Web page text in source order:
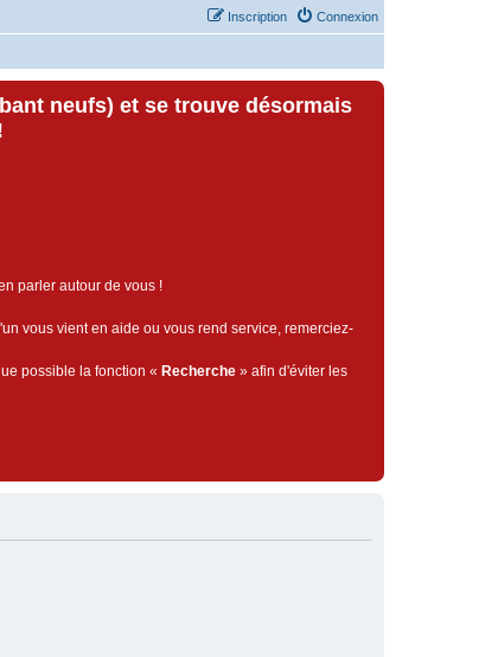
Connexion
Inscription
neufs) et se trouve désormais
parler autour de vous !
vous vient en aide ou vous rend service, remerciez-
possible la fonction « Recherche » afin d'éviter les